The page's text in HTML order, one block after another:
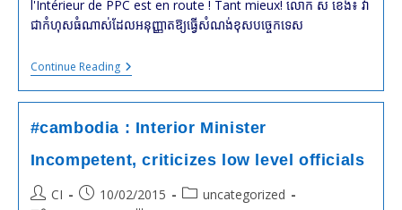
l'Intérieur de PPC est en route ! Tant mieux! លោក ស ខេង​៖ ​វា​​
ជា​​កំហុស​​ធំ​​ណាស់​​ដែល​​អនុញ្ញាត​​ឱ្យ​ធ្វើ​​សំណង់​​ខុស​​បច្ចេកទេស​
Continue Reading#cambodia
:
SAR
Criticizes
His
Own
Camp
Reform
#cambodia : Interior Minister
Incompetent, criticizes low level officials
PostCI
Post10/02/2015
Postuncategorized